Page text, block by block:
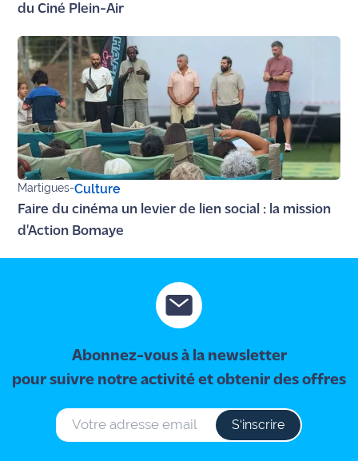
du Ciné Plein-Air
Martigues-Culture
Faire du cinéma un levier de lien social : la mission
d'Action Bomaye
Abonnez-vous à la newsletter
pour suivre notre activité et obtenir des offres
S‘inscrire